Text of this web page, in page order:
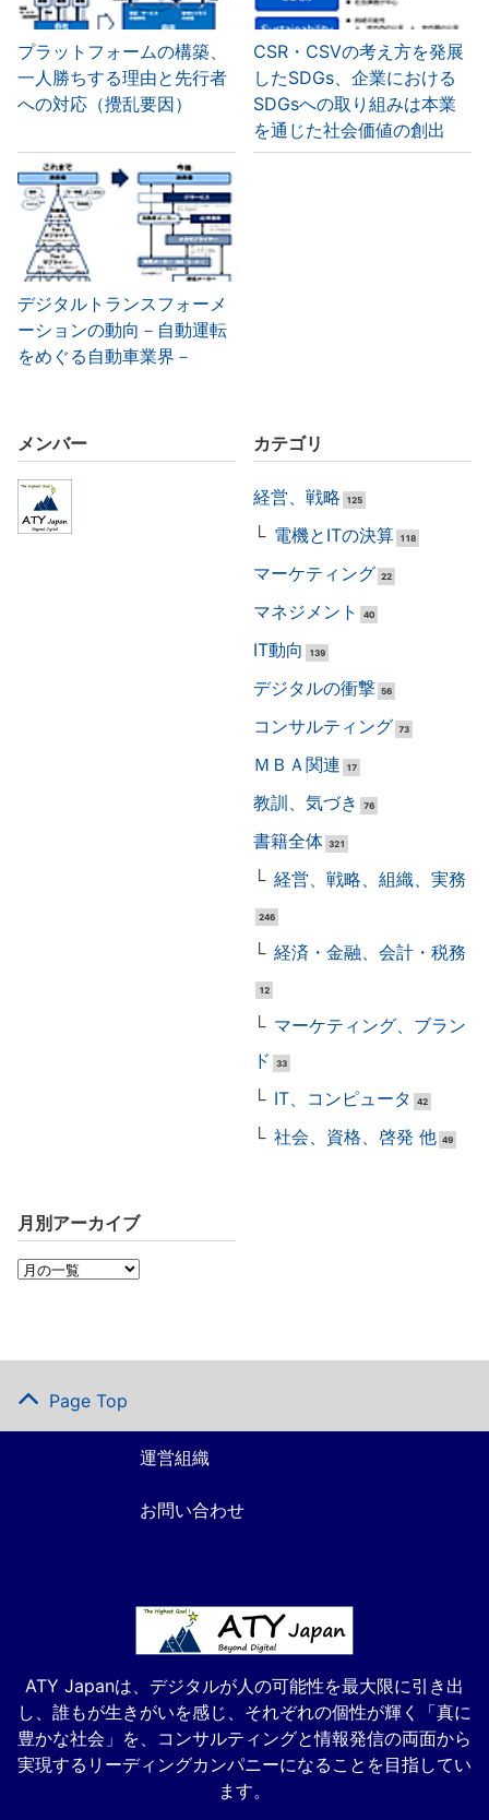
プラットフォームの構築、
一人勝ちする理由と先行者
への対応（攪乱要因）
CSR・CSVの考え方を発展
したSDGs、企業における
SDGsへの取り組みは本業
を通じた社会価値の創出
デジタルトランスフォーメ
ーションの動向－自動運転
をめぐる自動車業界－
メンバー カテゴリ
経営、戦略 125
電機とITの決算 118
マーケティング 22
マネジメント 40
IT動向 139
デジタルの衝撃 56
コンサルティング 73
ＭＢＡ関連 17
教訓、気づき 76
書籍全体 321
経営、戦略、組織、実務
246
経済・金融、会計・税務
12
マーケティング、ブラン
ド
33
IT、コンピュータ 42
社会、資格、啓発 他 49
月別アーカイブ
Page Top
運営組織
お問い合わせ
ATY Japanは、デジタルが人の可能性を最大限に引き出
し、誰もが生きがいを感じ、それぞれの個性が輝く「真に
豊かな社会」を、コンサルティングと情報発信の両面から
実現するリーディングカンパニーになることを目指してい
ます。